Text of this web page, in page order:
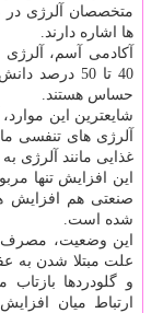
متخصصان آلرژی در
ها اشاره دارند.
آكادمی آسم،
40 تا 50
حساس هستند.
غذایی مانند آلرژی به بادام
این افزایش تنها
صنعتی هم افزایش
شده است.
این وضعیت، مصرف
علت مبتلا شدن به
و گلودردها بازتاب
ارتباط میان